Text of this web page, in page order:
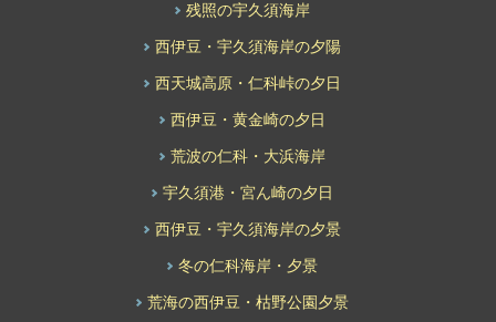
残照の宇久須海岸
西伊豆・宇久須海岸の夕陽
西天城高原・仁科峠の夕日
西伊豆・黄金崎の夕日
荒波の仁科・大浜海岸
宇久須港・宮ん崎の夕日
西伊豆・宇久須海岸の夕景
冬の仁科海岸・夕景
荒海の西伊豆・枯野公園夕景